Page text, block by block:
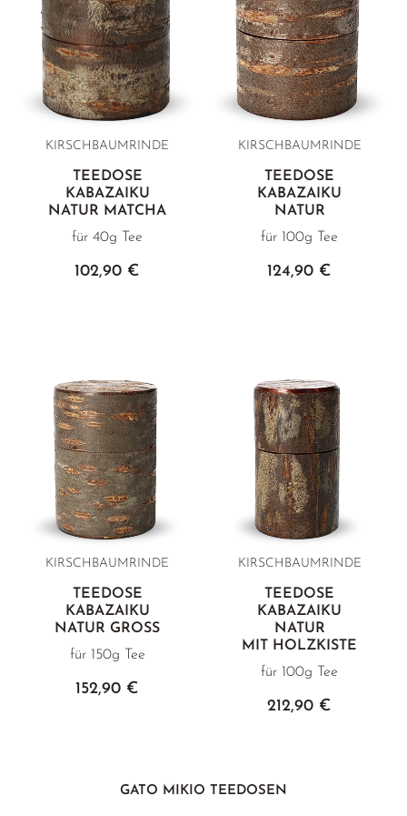
KIRSCHBAUMRINDE
TEEDOSE
KABAZAIKU
NATUR MATCHA
für 40g Tee
102,90 €
KIRSCHBAUMRINDE
TEEDOSE
KABAZAIKU
NATUR
für 100g Tee
124,90 €
KIRSCHBAUMRINDE
TEEDOSE
KABAZAIKU
NATUR GROSS
für 150g Tee
152,90 €
KIRSCHBAUMRINDE
TEEDOSE
KABAZAIKU
NATUR
MIT HOLZKISTE
für 100g Tee
212,90 €
GATO MIKIO TEEDOSEN